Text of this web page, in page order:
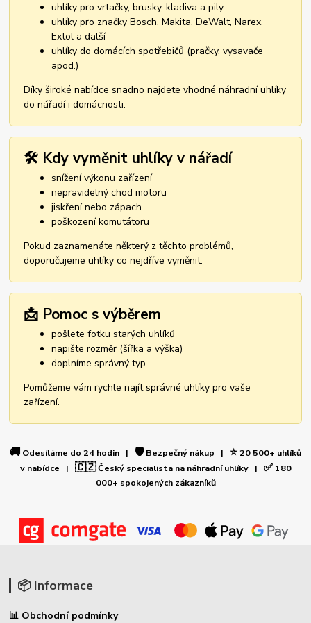
uhlíky pro vrtačky, brusky, kladiva a pily
uhlíky pro značky Bosch, Makita, DeWalt, Narex,
Extol a další
uhlíky do domácích spotřebičů (pračky, vysavače
apod.)
Díky široké nabídce snadno najdete vhodné náhradní uhlíky
do nářadí i domácnosti.
🛠️ Kdy vyměnit uhlíky v nářadí
snížení výkonu zařízení
nepravidelný chod motoru
jiskření nebo zápach
poškození komutátoru
Pokud zaznamenáte některý z těchto problémů,
doporučujeme uhlíky co nejdříve vyměnit.
📩 Pomoc s výběrem
pošlete fotku starých uhlíků
napište rozměr (šířka a výška)
doplníme správný typ
Pomůžeme vám rychle najít správné uhlíky pro vaše
zařízení.
🚚 Odesíláme do 24 hodin | 🛡️Bezpečný nákup | ⭐20 500+ uhlíků
v nabídce | 🇨🇿Český specialista na náhradní uhlíky | ✅180
000+ spokojených zákazníků
📦 Informace
📊 Obchodní podmínky